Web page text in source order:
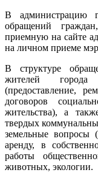
В администрацию
обращений
приемную на сайте
на личном приеме
В структуре
жителей
(предоставление,
договоров
жительства), а
твердых
земельные вопросы
аренду, в
работы
животных, экологии.